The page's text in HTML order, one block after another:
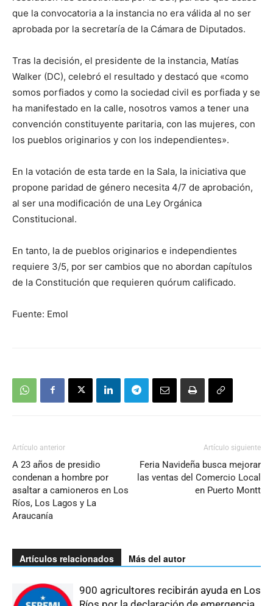
que la convocatoria a la instancia no era válida al no ser
aprobada por la secretaría de la Cámara de Diputados.
Tras la decisión, el presidente de la instancia, Matías
Walker (DC), celebró el resultado y destacó que «como
somos porfiados y como la sociedad civil es porfiada y se
ha manifestado en la calle, nosotros vamos a tener una
convención constituyente paritaria, con las mujeres, con
los pueblos originarios y con los independientes».
En la votación de esta tarde en la Sala, la iniciativa que
propone paridad de género necesita 4/7 de aprobación,
al ser una modificación de una Ley Orgánica
Constitucional.
En tanto, la de pueblos originarios e independientes
requiere 3/5, por ser cambios que no abordan capítulos
de la Constitución que requieren quórum calificado.
Fuente: Emol
Artículo anterior
A 23 años de presidio
condenan a hombre por
asaltar a camioneros en Los
Ríos, Los Lagos y La
Araucanía
Artículo siguiente
Feria Navideña busca mejorar
las ventas del Comercio Local
en Puerto Montt
Artículos relacionados Más del autor
900 agricultores recibirán ayuda en Los